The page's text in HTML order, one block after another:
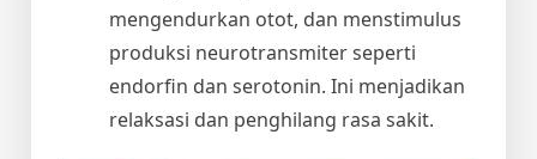
mengendurkan otot, dan menstimulus
produksi neurotransmiter seperti
endorfin dan serotonin. Ini menjadikan
relaksasi dan penghilang rasa sakit.